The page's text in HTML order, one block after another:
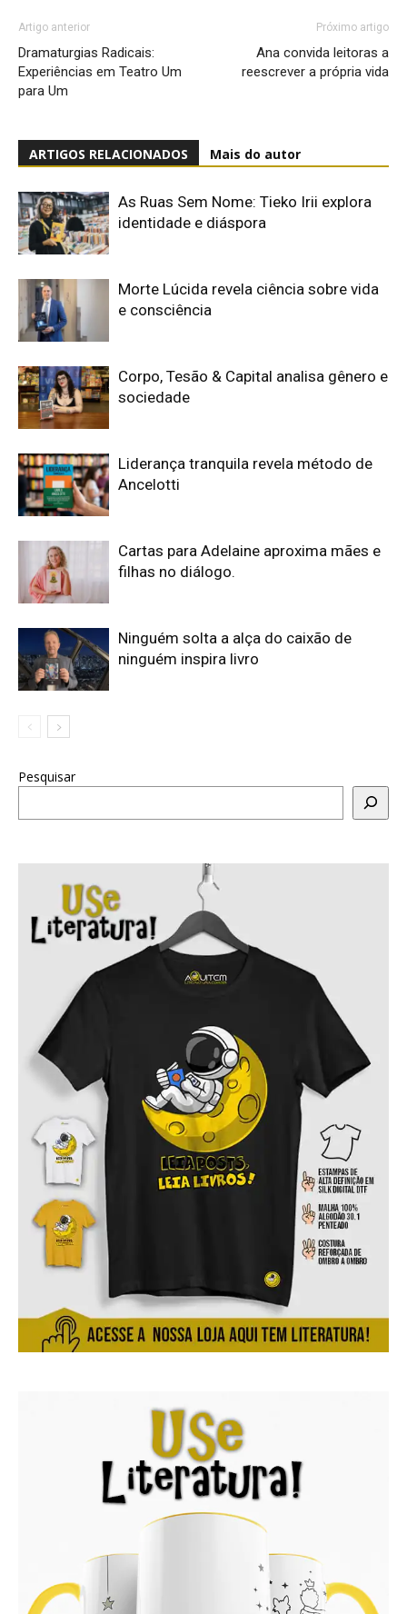
Artigo anterior
Dramaturgias Radicais:
Experiências em Teatro Um
para Um
Próximo artigo
Ana convida leitoras a
reescrever a própria vida
ARTIGOS RELACIONADOS Mais do autor
As Ruas Sem Nome: Tieko Irii explora
identidade e diáspora
Morte Lúcida revela ciência sobre vida
e consciência
Corpo, Tesão & Capital analisa gênero e
sociedade
Liderança tranquila revela método de
Ancelotti
Cartas para Adelaine aproxima mães e
filhas no diálogo.
Ninguém solta a alça do caixão de
ninguém inspira livro
Pesquisar